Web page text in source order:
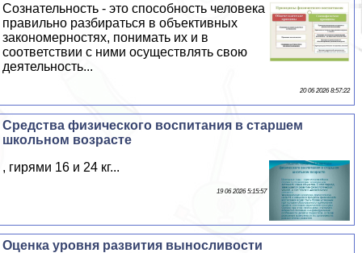
Сознательность - это способность человека
правильно разбираться в объективных
закономерностях, понимать их и в
соответствии с ними осуществлять свою
деятельность...
20 06 2026 8:57:22
Средства физического воспитания в старшем
школьном возрасте
, гирями 16 и 24 кг...
19 06 2026 5:15:57
Оценка уровня развития выносливости